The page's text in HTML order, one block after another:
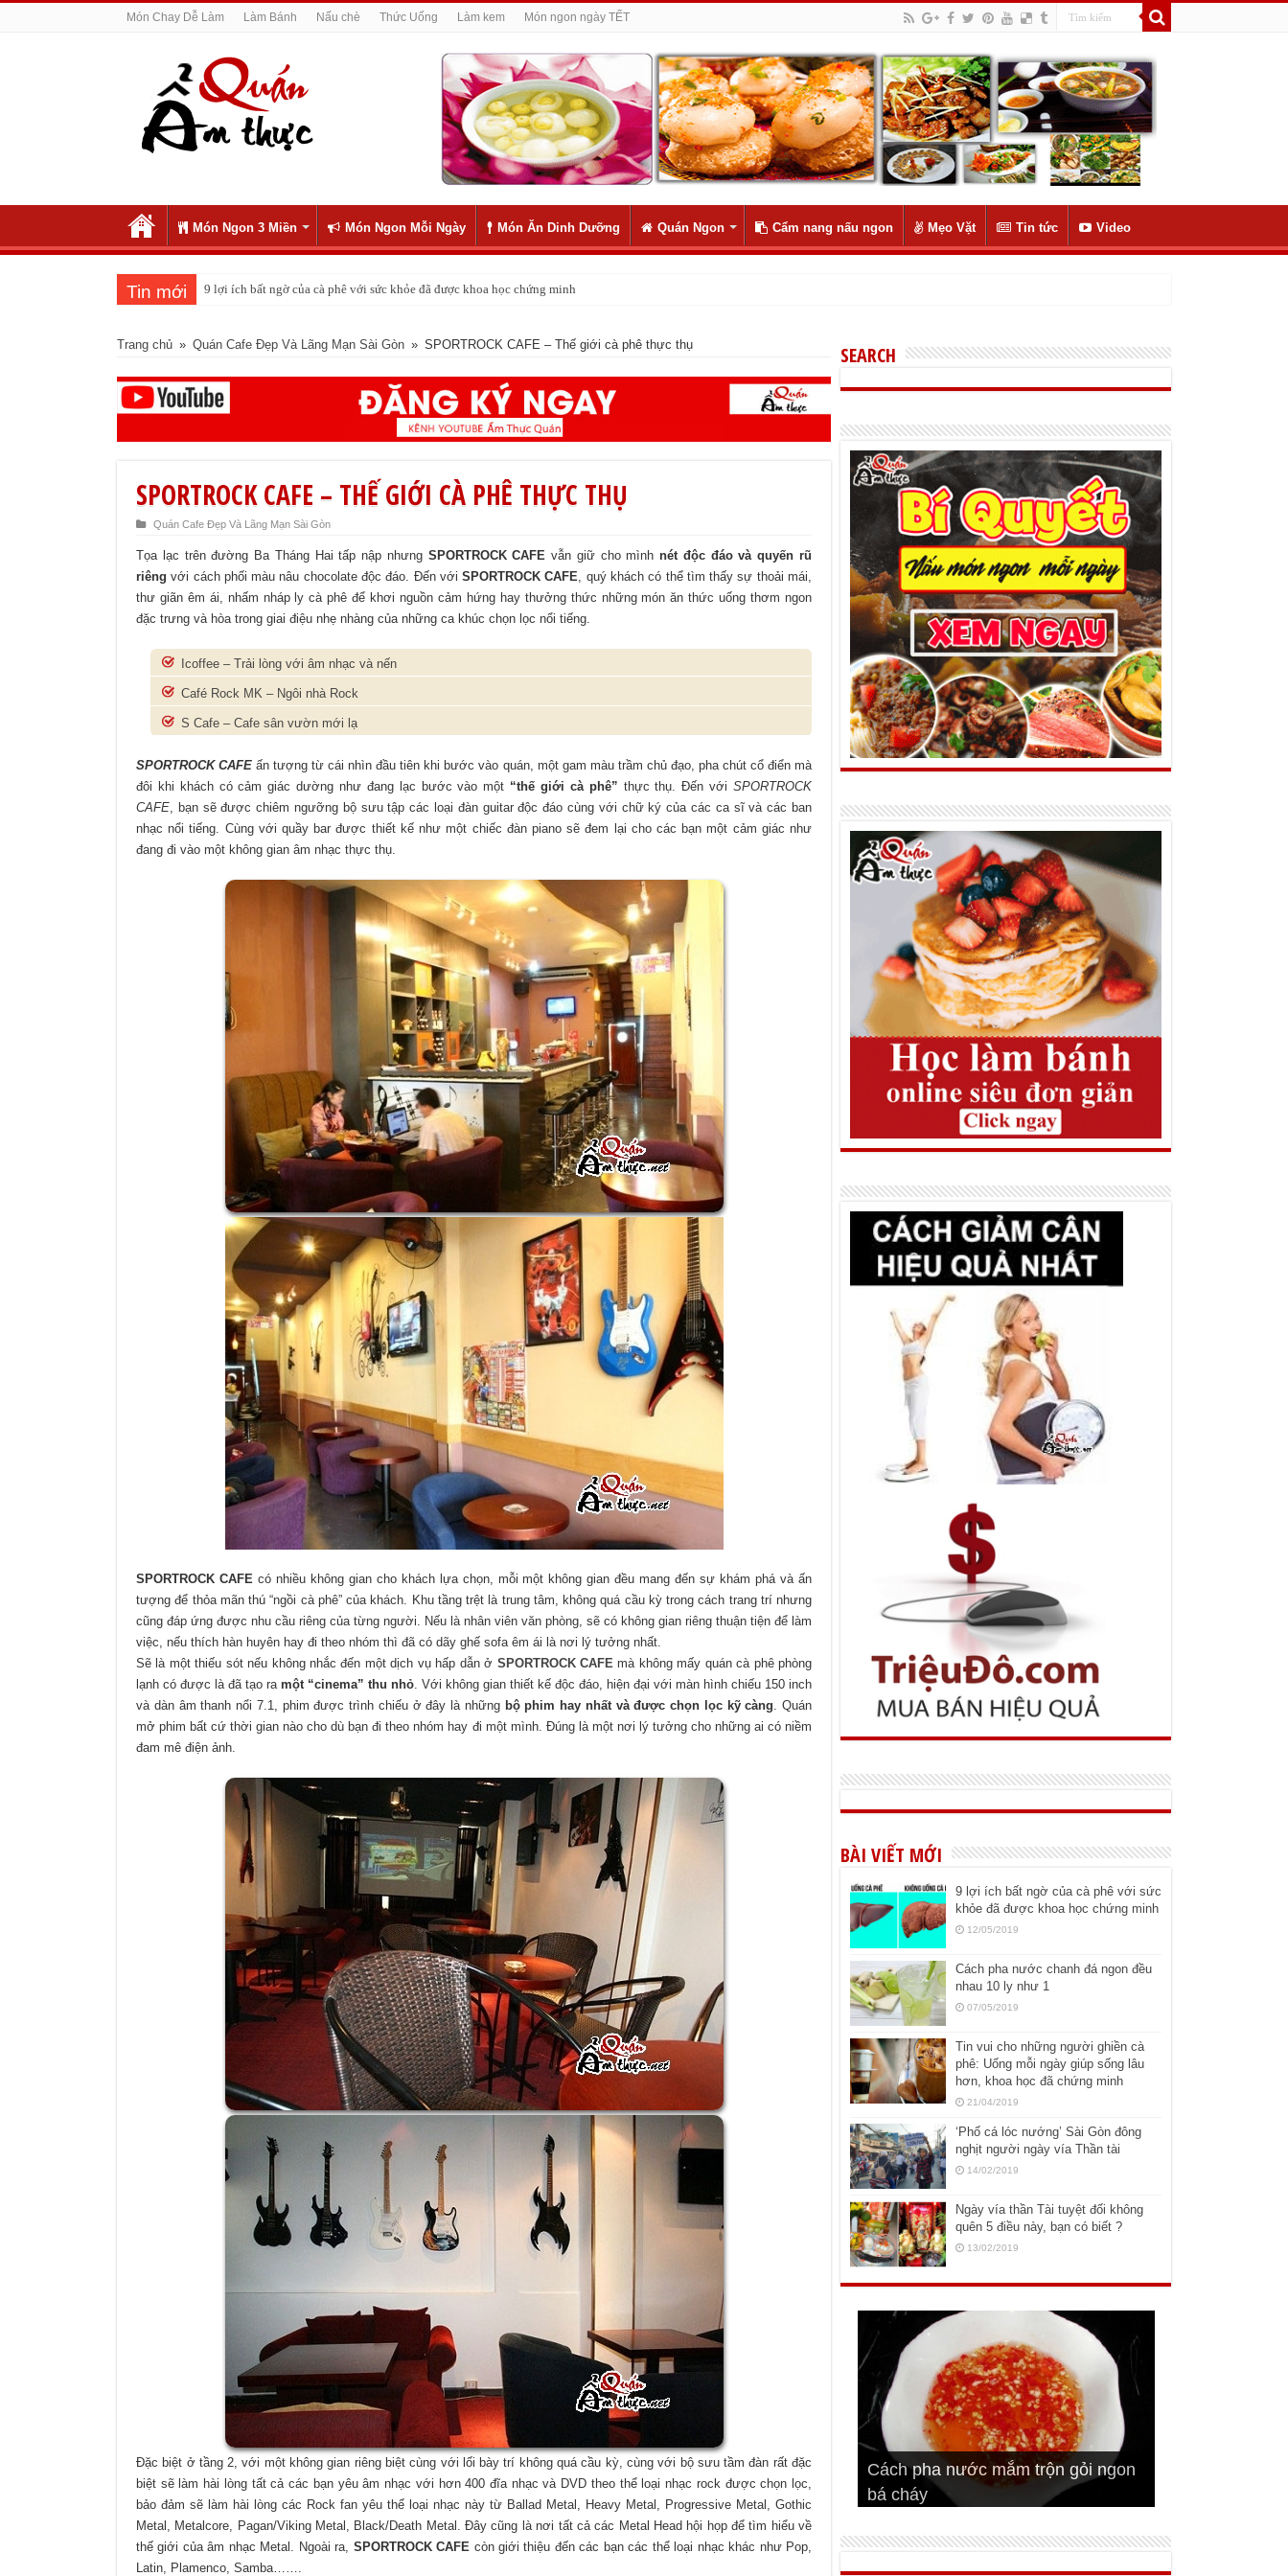
Món Chay Dễ Làm Làm Bánh Nấu chè Thức Uống Làm kem Món ngon ngày TẾT
Món Ngon 3 Miền Món Ngon Mỗi Ngày Món Ăn Dinh Dưỡng Quán Ngon Cẩm nang nấu ngon Mẹo Vặt Tin tức Video
Tin mới 9 lợi ích bất ngờ của cà phê với sức khỏe đã được khoa học chứng minh
Trang chủ » Quán Cafe Đẹp Và Lãng Mạn Sài Gòn » SPORTROCK CAFE – Thế giới cà phê thực thụ
SPORTROCK CAFE – THẾ GIỚI CÀ PHÊ THỰC THỤ
Quán Cafe Đẹp Và Lãng Mạn Sài Gòn
Tọa lạc trên đường Ba Tháng Hai tấp nập nhưng SPORTROCK CAFE vẫn giữ cho mìnhnét độc đáo và quyến rũ
riêng với cách phối màu nâu chocolate độc đáo. Đến vớiSPORTROCK CAFE, quý khách có thể tìm thấy sự thoải mái,
thư giãn êm ái, nhấm nháp ly cà phê để khơi nguồn cảm hứng hay thưởng thức những món ăn thức uống thơm ngon
đặc trưng và hòa trong giai điệu nhẹ nhàng của những ca khúc chọn lọc nổi tiếng.
Icoffee – Trải lòng với âm nhạc và nến
Café Rock MK – Ngôi nhà Rock
S Cafe – Cafe sân vườn mới lạ
SPORTROCK CAFE ấn tượng từ cái nhìn đầu tiên khi bước vào quán, một gam màu trầm chủ đạo, pha chút cổ điển mà
đôi khi khách có cảm giác dường như đang lạc bước vào một “thế giới cà phê” thực thụ. Đến vớiSPORTROCK
CAFE, bạn sẽ được chiêm ngưỡng bộ sưu tập các loại đàn guitar độc đáo cùng với chữ ký của các ca sĩ và các ban
nhạc nổi tiếng. Cùng với quầy bar được thiết kế như một chiếc đàn piano sẽ đem lại cho các bạn một cảm giác như
đang đi vào một không gian âm nhạc thực thụ.
SPORTROCK CAFEcó nhiều không gian cho khách lựa chọn, mỗi một không gian đều mang đến sự khám phá và ấn
tượng để thỏa mãn thú “ngồi cà phê” của khách. Khu tầng trệt là trung tâm, không quá cầu kỳ trong cách trang trí nhưng
cũng đáp ứng được nhu cầu riêng của từng người. Nếu là nhân viên văn phòng, sẽ có không gian riêng thuận tiện để làm
việc, nếu thích hàn huyên hay đi theo nhóm thì đã có dãy ghế sofa êm ái là nơi lý tưởng nhất.
Sẽ là một thiếu sót nếu không nhắc đến một dịch vụ hấp dẫn ở SPORTROCK CAFE mà không mấy quán cà phê phòng
lạnh có được là đã tạo ra một “cinema” thu nhỏ. Với không gian thiết kế độc đáo, hiện đại với màn hình chiếu 150 inch
và dàn âm thanh nổi 7.1, phim được trình chiếu ở đây là những bộ phim hay nhất và được chọn lọc kỹ càng. Quán
mở phim bất cứ thời gian nào cho dù bạn đi theo nhóm hay đi một mình. Đúng là một nơi lý tưởng cho những ai có niềm
đam mê điện ảnh.
Đặc biệt ở tầng 2, với một không gian riêng biệt cùng với lối bày trí không quá cầu kỳ, cùng với bộ sưu tầm đàn rất đặc
biệt sẽ làm hài lòng tất cả các bạn yêu âm nhạc với hơn 400 đĩa nhạc và DVD theo thể loại nhạc rock được chọn lọc,
bảo đảm sẽ làm hài lòng các Rock fan yêu thể loại nhạc này từ Ballad Metal, Heavy Metal, Progressive Metal, Gothic
Metal, Metalcore, Pagan/Viking Metal, Black/Death Metal. Đây cũng là nơi tất cả các Metal Head hội họp để tìm hiểu về
thế giới của âm nhạc Metal. Ngoài ra, SPORTROCK CAFE còn giới thiệu đến các bạn các thể loại nhạc khác như Pop,
Latin, Plamenco, Samba…….
SEARCH
BÀI VIẾT MỚI
9 lợi ích bất ngờ của cà phê với sức
khỏe đã được khoa học chứng minh
12/05/2019
Cách pha nước chanh đá ngon đều
nhau 10 ly như 1
07/05/2019
Tin vui cho những người ghiền cà
phê: Uống mỗi ngày giúp sống lâu
hơn, khoa học đã chứng minh
21/04/2019
‘Phố cá lóc nướng’ Sài Gòn đông
nghịt người ngày vía Thần tài
14/02/2019
Ngày vía thần Tài tuyệt đối không
quên 5 điều này, bạn có biết ?
13/02/2019
Cách pha nước mắm trộn gỏi ngon
bá cháy
Bí quyết để chiên đậu hũ giòn ngon
Cách ướp sườn non nướng ngon
đúng vị
Cách ướp thịt heo chiên ngon mềm
Bật mí cách ướp sườn cơm tấm
ngon